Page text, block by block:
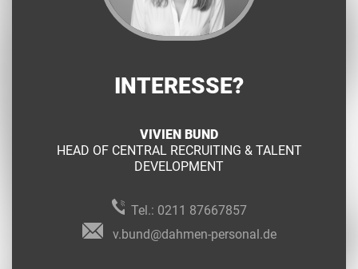
INTERESSE?
VIVIEN BUND
HEAD OF CENTRAL RECRUITING & TALENT
DEVELOPMENT
Tel.: 0211 87667857
v.bund@dahmen-personal.de